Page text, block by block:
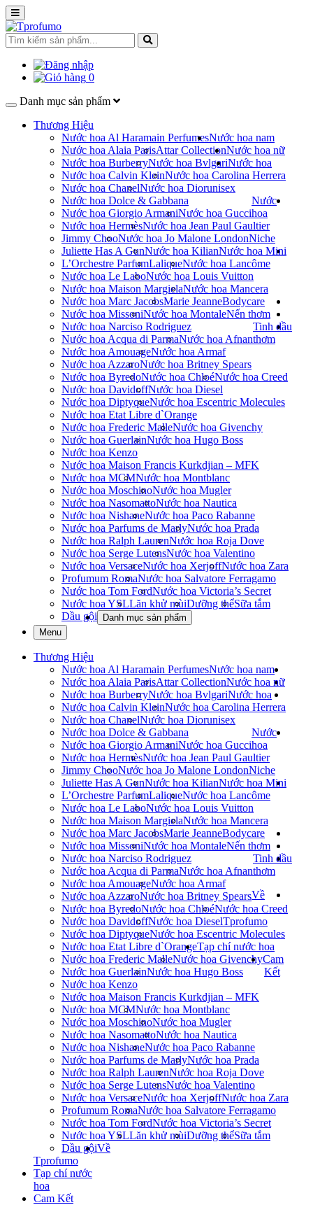
0
Danh mục sản phẩm
Thương Hiệu
Nước hoa Al Haramain Perfumes
Nước hoa Alaia ParisAttar Collection
Nước hoa BurberryNước hoa Bvlgari
Nước hoa Calvin KleinNước hoa Carolina Herrera
Nước hoa ChanelNước hoa Dior
Nước hoa Dolce & Gabbana
Nước hoa Giorgio ArmaniNước hoa Gucci
Nước hoa HermèsNước hoa Jean Paul Gaultier
Jimmy ChooNước hoa Jo Malone London
Juliette Has A GunNước hoa Kilian
L’Orchestre ParfumLaliqueNước hoa Lancôme
Nước hoa Le LaboNước hoa Louis Vuitton
Nước hoa Maison MargielaNước hoa Mancera
Nước hoa Marc JacobsMarie Jeanne
Nước hoa MissoniNước hoa Montale
Nước hoa Narciso Rodriguez
Nước hoa Acqua di ParmaNước hoa Afnan
Nước hoa AmouageNước hoa Armaf
Nước hoa AzzaroNước hoa Britney Spears
Nước hoa ByredoNước hoa ChloéNước hoa Creed
Nước hoa DavidoffNước hoa Diesel
Nước hoa DiptyqueNước hoa Escentric Molecules
Nước hoa Etat Libre d`Orange
Nước hoa Frederic MalleNước hoa Givenchy
Nước hoa GuerlainNước hoa Hugo Boss
Nước hoa Kenzo
Nước hoa Maison Francis Kurkdjian – MFK
Nước hoa MCMNước hoa Montblanc
Nước hoa MoschinoNước hoa Mugler
Nước hoa NasomattoNước hoa Nautica
Nước hoa NishaneNước hoa Paco Rabanne
Nước hoa Parfums de MarlyNước hoa Prada
Nước hoa Ralph LaurenNước hoa Roja Dove
Nước hoa Serge LutensNước hoa Valentino
Nước hoa VersaceNước hoa XerjoffNước hoa Zara
Profumum RomaNước hoa Salvatore Ferragamo
Nước hoa Tom FordNước hoa Victoria’s Secret
Nước hoa YSL
Nước hoa nam
Nước hoa nữ
Nước hoa
unisex
Nước
hoa
Niche
Nước hoa Mini
Bodycare
Lăn khử mùiDưỡng thểSữa tắm
Dầu gội
Nến thơm
Tinh dầu
thơm
Danh mục sản phẩm
Menu
Thương Hiệu
Nước hoa Al Haramain Perfumes
Nước hoa Alaia ParisAttar Collection
Nước hoa BurberryNước hoa Bvlgari
Nước hoa Calvin KleinNước hoa Carolina Herrera
Nước hoa ChanelNước hoa Dior
Nước hoa Dolce & Gabbana
Nước hoa Giorgio ArmaniNước hoa Gucci
Nước hoa HermèsNước hoa Jean Paul Gaultier
Jimmy ChooNước hoa Jo Malone London
Juliette Has A GunNước hoa Kilian
L’Orchestre ParfumLaliqueNước hoa Lancôme
Nước hoa Le LaboNước hoa Louis Vuitton
Nước hoa Maison MargielaNước hoa Mancera
Nước hoa Marc JacobsMarie Jeanne
Nước hoa MissoniNước hoa Montale
Nước hoa Narciso Rodriguez
Nước hoa Acqua di ParmaNước hoa Afnan
Nước hoa AmouageNước hoa Armaf
Nước hoa AzzaroNước hoa Britney Spears
Nước hoa ByredoNước hoa ChloéNước hoa Creed
Nước hoa DavidoffNước hoa Diesel
Nước hoa DiptyqueNước hoa Escentric Molecules
Nước hoa Etat Libre d`Orange
Nước hoa Frederic MalleNước hoa Givenchy
Nước hoa GuerlainNước hoa Hugo Boss
Nước hoa Kenzo
Nước hoa Maison Francis Kurkdjian – MFK
Nước hoa MCMNước hoa Montblanc
Nước hoa MoschinoNước hoa Mugler
Nước hoa NasomattoNước hoa Nautica
Nước hoa NishaneNước hoa Paco Rabanne
Nước hoa Parfums de MarlyNước hoa Prada
Nước hoa Ralph LaurenNước hoa Roja Dove
Nước hoa Serge LutensNước hoa Valentino
Nước hoa VersaceNước hoa XerjoffNước hoa Zara
Profumum RomaNước hoa Salvatore Ferragamo
Nước hoa Tom FordNước hoa Victoria’s Secret
Nước hoa YSL
Nước hoa nam
Nước hoa nữ
Nước hoa
unisex
Nước
hoa
Niche
Nước hoa Mini
Bodycare
Lăn khử mùiDưỡng thểSữa tắm
Dầu gội
Nến thơm
Tinh dầu
thơm
Về
Tprofumo
Tạp chí nước hoa
Cam
Kết
Về
Tprofumo
Tạp chí nước
hoa
Cam Kết